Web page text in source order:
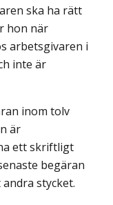
ska ha rätt
hon när
arbetsgivaren i
inte är
inom tolv
är
ett skriftligt
begäran
stycket.